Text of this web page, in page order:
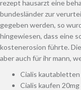
rezept hausarzt eine
bundesländer zur
gegeben werden, so
hingewiesen, dass eine
kostenerosion führte.
aber auch für ihr mann,
Cialis kautabletten
Cialis kaufen 20mg